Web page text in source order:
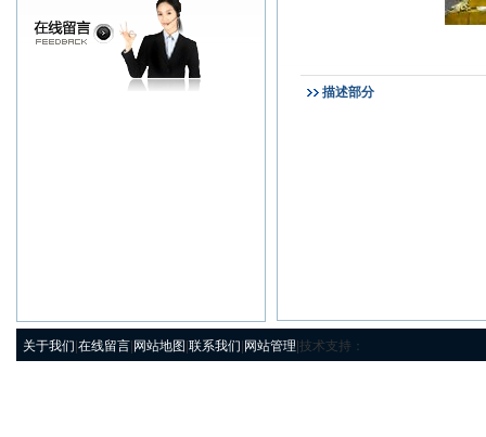
描述部分
关于我们 在线留言 网站地图 联系我们 网站管理 |技术支持：